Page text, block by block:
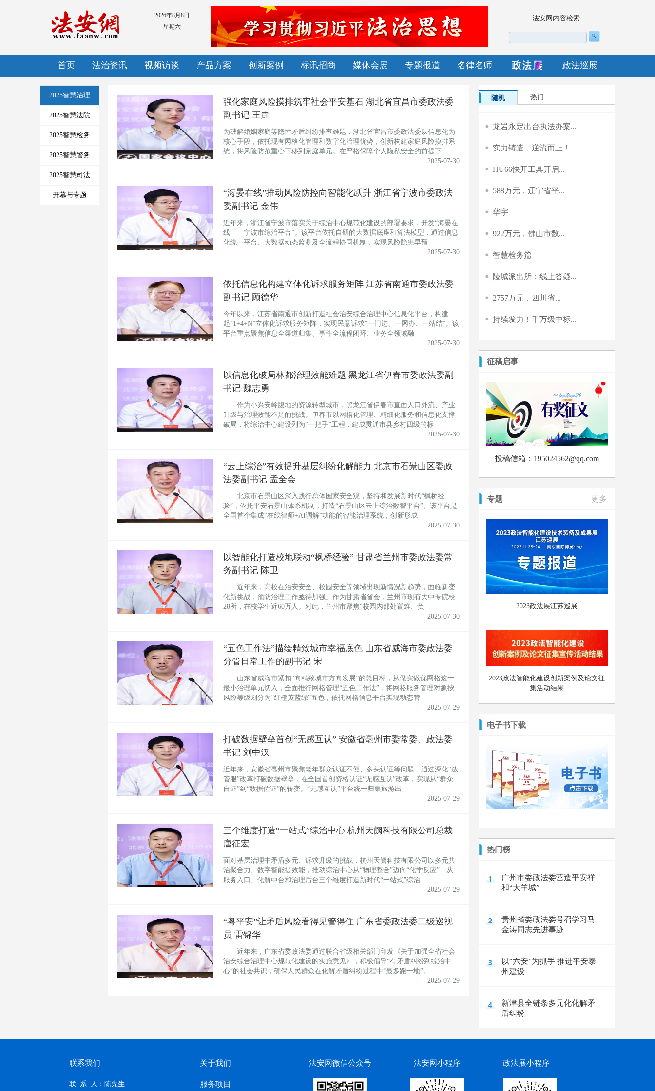
2026年8月8日
星期六
法安网内容检索
首页 法治资讯 视频访谈 产品方案 创新案例 标讯招商 媒体会展 专题报道 名律名师 政法巡展
2025智慧治理
2025智慧法院
2025智慧检务
2025智慧警务
2025智慧司法
开幕与专题
强化家庭风险摸排筑牢社会平安基石 湖北省宜昌市委政法委
副书记 王垚
为破解婚姻家庭等隐性矛盾纠纷排查难题，湖北省宜昌市委政法委以信息化为
核心手段，依托现有网格化管理和数字化治理优势，创新构建家庭风险摸排系
统，将风险防范重心下移到家庭单元。在严格保障个人隐私安全的前提下
2025-07-30
“海晏在线”推动风险防控向智能化跃升 浙江省宁波市委政法
委副书记 金伟
近年来，浙江省宁波市落实关于综治中心规范化建设的部署要求，开发“海晏在
线——宁波市综治平台”。该平台依托自研的大数据底座和算法模型，通过信息
化统一平台、大数据动态监测及全流程协同机制，实现风险隐患早预
2025-07-30
依托信息化构建立体化诉求服务矩阵 江苏省南通市委政法委
副书记 顾德华
今年以来，江苏省南通市创新打造社会治安综合治理中心信息化平台，构建
起“1+4+N”立体化诉求服务矩阵，实现民意诉求“一门进、一网办、一站结”。该
平台重点聚焦信息全渠道归集、事件全流程闭环、业务全领域融
2025-07-30
以信息化破局林都治理效能难题 黑龙江省伊春市委政法委副
书记 魏志勇
作为小兴安岭腹地的资源转型城市，黑龙江省伊春市直面人口外流、产业
升级与治理效能不足的挑战。伊春市以网格化管理、精细化服务和信息化支撑
破局，将综治中心建设列为“一把手”工程，建成贯通市县乡村四级的标
2025-07-30
“云上综治”有效提升基层纠纷化解能力 北京市石景山区委政
法委副书记 孟全会
北京市石景山区深入践行总体国家安全观，坚持和发展新时代“枫桥经
验”，依托平安石景山体系机制，打造“石景山区云上综治数智平台”。该平台是
全国首个集成“在线律师+AI调解”功能的智能治理系统，创新形成
2025-07-30
以智能化打造校地联动“枫桥经验” 甘肃省兰州市委政法委常
务副书记 陈卫
近年来，高校在治安安全、校园安全等领域出现新情况新趋势，面临新变
化新挑战，预防治理工作亟待加强。作为甘肃省省会，兰州市现有大中专院校
28所，在校学生近60万人。对此，兰州市聚焦“校园内部处置难、负
2025-07-30
“五色工作法”描绘精致城市幸福底色 山东省威海市委政法委
分管日常工作的副书记 宋
山东省威海市紧扣“向精致城市方向发展”的总目标，从做实做优网格这一
最小治理单元切入，全面推行网格管理“五色工作法”，将网格服务管理对象按
风险等级划分为“红橙黄蓝绿”五色，依托网格信息平台实现动态管
2025-07-29
打破数据壁垒首创“无感互认” 安徽省亳州市委常委、政法委
书记 刘中汉
近年来，安徽省亳州市聚焦老年群众认证不便、多头认证等问题，通过深化“放
管服”改革打破数据壁垒，在全国首创资格认证“无感互认”改革，实现从“群众
自证”到“数据佐证”的转变。“无感互认”平台统一归集旅游出
2025-07-29
三个维度打造“一站式”综治中心 杭州天阙科技有限公司总裁
唐征宏
面对基层治理中矛盾多元、诉求升级的挑战，杭州天阙科技有限公司以多元共
治聚合力、数字智能提效能，推动综治中心从“物理整合”迈向“化学反应”，从
服务入口、化解中台和治理后台三个维度打造新时代“一站式”综治
2025-07-29
“粤平安”让矛盾风险看得见管得住 广东省委政法委二级巡视
员 雷锦华
近年来，广东省委政法委通过联合省级相关部门印发《关于加强全省社会
治安综合治理中心规范化建设的实施意见》，积极倡导“有矛盾纠纷到综治中
心”的社会共识，确保人民群众在化解矛盾纠纷过程中“最多跑一地”。
2025-07-29
随机 热门
龙岩永定出台执法办案...
实力铸造，逆流而上！...
HU66快开工具开启...
588万元，辽宁省平...
华宇
922万元，佛山市数...
智慧检务篇
陵城派出所：线上答疑...
2757万元，四川省...
持续发力！千万级中标...
征稿启事
投稿信箱：195024562@qq.com
专题 更多
2023政法展江苏巡展
2023政法智能化建设创新案例及论文征
集活动结果
电子书下载
热门榜
广州市委政法委营造平安祥
和“大羊城”
贵州省委政法委号召学习马
金涛同志先进事迹
以“六安”为抓手 推进平安泰
州建设
新津县全链条多元化化解矛
盾纠纷
联系我们
联 系 人：陈先生
关于我们
服务项目
法安网微信公众号 法安网小程序 政法展小程序